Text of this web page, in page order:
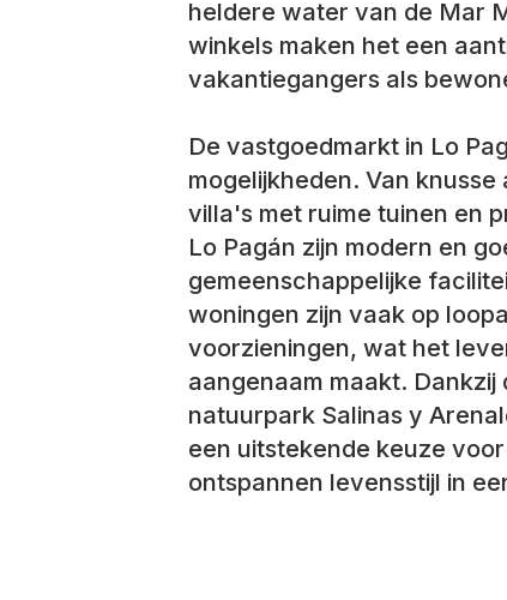
heldere water van de Mar
winkels maken het een
vakantiegangers als
De vastgoedmarkt in Lo
mogelijkheden. Van
villa's met ruime tuinen en
Lo Pagán zijn modern en
gemeenschappelijke
woningen zijn vaak op
voorzieningen, wat het
aangenaam maakt.
natuurpark Salinas y
een uitstekende keuze
ontspannen levensstijl in